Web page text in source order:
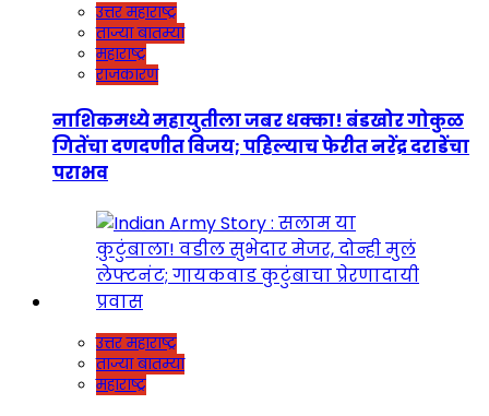
उत्तर महाराष्ट्र
ताज्या बातम्या
महाराष्ट्र
राजकारण
नाशिकमध्ये महायुतीला जबर धक्का! बंडखोर गोकुळ
गितेंचा दणदणीत विजय; पहिल्याच फेरीत नरेंद्र दराडेंचा
पराभव
उत्तर महाराष्ट्र
ताज्या बातम्या
महाराष्ट्र